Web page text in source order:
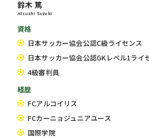
鈴木 篤
Atsushi Suzuki
資格
日本サッカー協会公認C級ライセンス
日本サッカー協会公認GKレベル1ライ
4級審判員
経歴
FCアルコイリス
FCカーニョジュニアユース
国際学院